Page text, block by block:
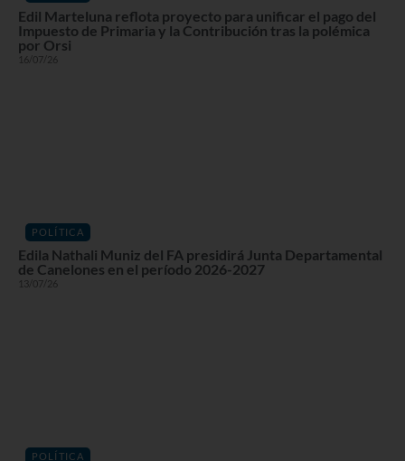
Edil Marteluna reflota proyecto para unificar el pago del
Impuesto de Primaria y la Contribución tras la polémica
por Orsi
16/07/26
POLÍTICA
Edila Nathali Muniz del FA presidirá Junta Departamental
de Canelones en el período 2026-2027
13/07/26
POLÍTICA